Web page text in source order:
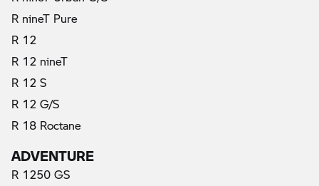
R nineT Pure
R 12
R 12 nineT
R 12 S
R 12 G/S
R 18 Roctane
ADVENTURE
R 1250 GS